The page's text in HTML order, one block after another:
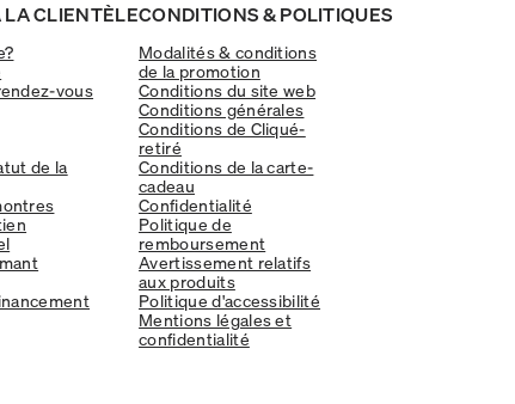
LA CLIENTÈLE
vous
de la
CONDITIONS & POLITIQUES
Modalités & conditions
de la promotion
Conditions du site web
Conditions générales
Conditions de Cliqué-
retiré
Conditions de la carte-
cadeau
Confidentialité
Politique de
remboursement
Avertissement relatifs
aux produits
Politique d'accessibilité
Mentions légales et
confidentialité